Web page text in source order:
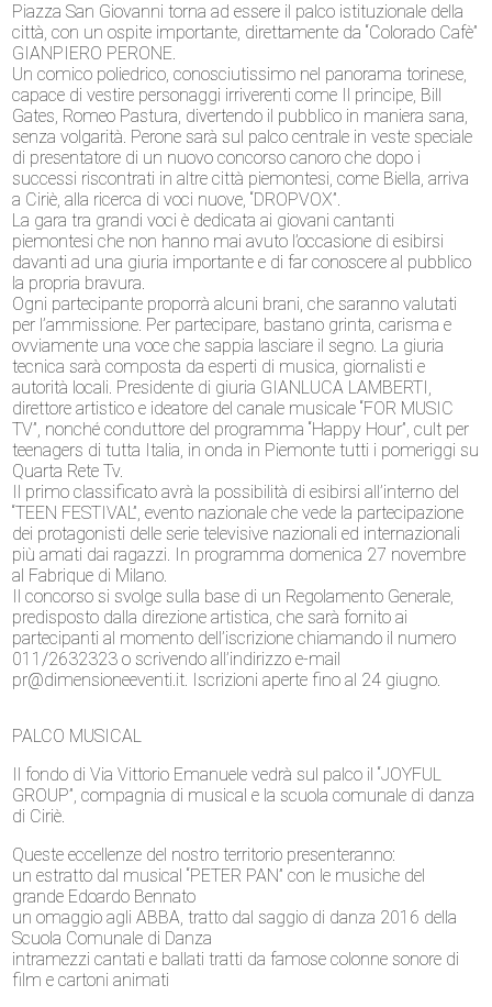
Piazza San Giovanni torna ad essere il palco istituzionale della
città, con un ospite importante, direttamente da “Colorado Cafè”
GIANPIERO PERONE.
Un comico poliedrico, conosciutissimo nel panorama torinese,
capace di vestire personaggi irriverenti come Il principe, Bill
Gates, Romeo Pastura, divertendo il pubblico in maniera sana,
senza volgarità. Perone sarà sul palco centrale in veste speciale
di presentatore di un nuovo concorso canoro che dopo i
successi riscontrati in altre città piemontesi, come Biella, arriva
a Ciriè, alla ricerca di voci nuove, “DROPVOX”.
La gara tra grandi voci è dedicata ai giovani cantanti
piemontesi che non hanno mai avuto l’occasione di esibirsi
davanti ad una giuria importante e di far conoscere al pubblico
la propria bravura.
Ogni partecipante proporrà alcuni brani, che saranno valutati
per l’ammissione. Per partecipare, bastano grinta, carisma e
ovviamente una voce che sappia lasciare il segno. La giuria
tecnica sarà composta da esperti di musica, giornalisti e
autorità locali. Presidente di giuria GIANLUCA LAMBERTI,
direttore artistico e ideatore del canale musicale “FOR MUSIC
TV”, nonché conduttore del programma “Happy Hour”, cult per
teenagers di tutta Italia, in onda in Piemonte tutti i pomeriggi su
Quarta Rete Tv.
Il primo classificato avrà la possibilità di esibirsi all’interno del
“TEEN FESTIVAL”, evento nazionale che vede la partecipazione
dei protagonisti delle serie televisive nazionali ed internazionali
più amati dai ragazzi. In programma domenica 27 novembre
al Fabrique di Milano.
Il concorso si svolge sulla base di un Regolamento Generale,
predisposto dalla direzione artistica, che sarà fornito ai
partecipanti al momento dell’iscrizione chiamando il numero
011/2632323 o scrivendo all’indirizzo e-mail
pr@dimensioneeventi.it. Iscrizioni aperte fino al 24 giugno.
PALCO MUSICAL
Il fondo di Via Vittorio Emanuele vedrà sul palco il “JOYFUL
GROUP”, compagnia di musical e la scuola comunale di danza
di Ciriè.
Queste eccellenze del nostro territorio presenteranno:
un estratto dal musical “PETER PAN” con le musiche del
grande Edoardo Bennato
un omaggio agli ABBA, tratto dal saggio di danza 2016 della
Scuola Comunale di Danza
intramezzi cantati e ballati tratti da famose colonne sonore di
film e cartoni animati